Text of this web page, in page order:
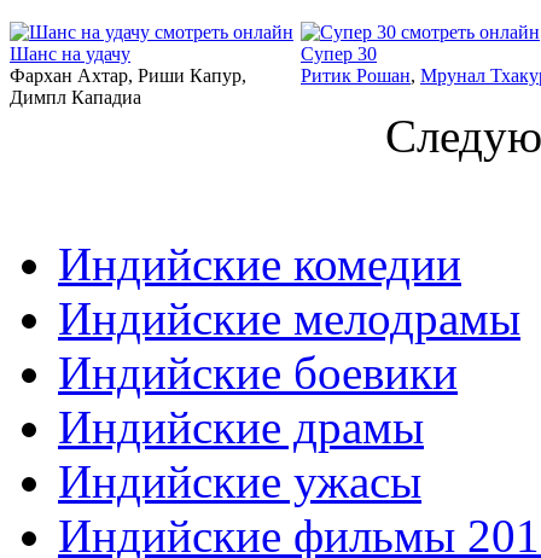
Шанс на удачу
Фархан Ахтар, Риши Капур,
Димпл Кападиа
Супер 30
Ритик Рошан, Мрунал
Индийские комедии
Индийские мелодрамы
Индийские боевики
Индийские драмы
Индийские ужасы
Индийские фильмы